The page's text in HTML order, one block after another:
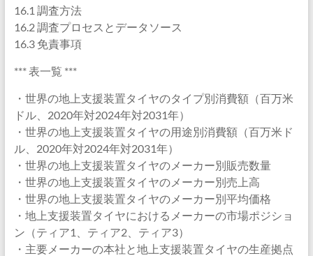
16.1 調査方法
16.2 調査プロセスとデータソース
16.3 免責事項
*** 表一覧 ***
・世界の地上支援装置タイヤのタイプ別消費額（百万米
ドル、2020年対2024年対2031年）
・世界の地上支援装置タイヤの用途別消費額（百万米ド
ル、2020年対2024年対2031年）
・世界の地上支援装置タイヤのメーカー別販売数量
・世界の地上支援装置タイヤのメーカー別売上高
・世界の地上支援装置タイヤのメーカー別平均価格
・地上支援装置タイヤにおけるメーカーの市場ポジショ
ン（ティア1、ティア2、ティア3）
・主要メーカーの本社と地上支援装置タイヤの生産拠点